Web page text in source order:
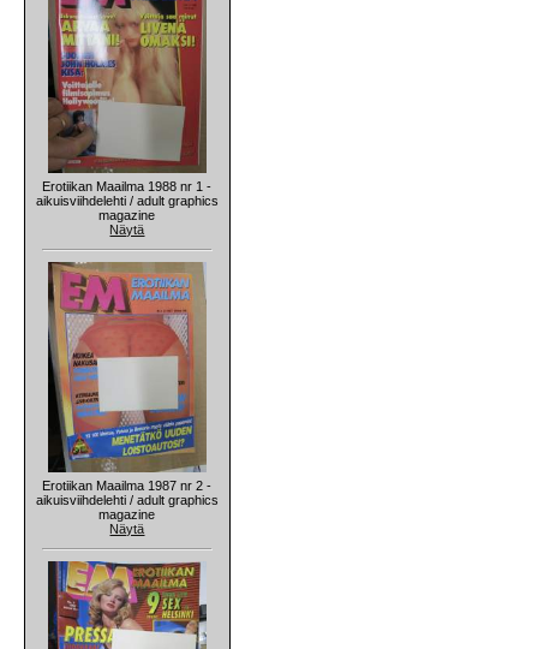
Erotiikan Maailma 1988 nr 1 -
aikuisviihdelehti / adult graphics
magazine
Näytä
Erotiikan Maailma 1987 nr 2 -
aikuisviihdelehti / adult graphics
magazine
Näytä